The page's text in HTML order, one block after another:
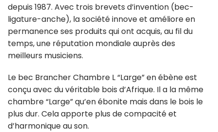
depuis 1987. Avec trois brevets d’invention (bec-
ligature-anche), la société innove et améliore en
permanence ses produits qui ont acquis, au fil du
temps, une réputation mondiale auprès des
meilleurs musiciens.
Le bec Brancher Chambre L “Large” en ébène est
conçu avec du véritable bois d’Afrique. Il a la même
chambre “Large” qu’en ébonite mais dans le bois le
plus dur. Cela apporte plus de compacité et
d’harmonique au son.